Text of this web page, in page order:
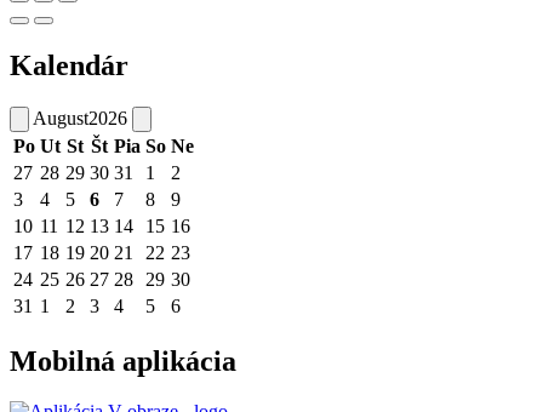
Kalendár
August2026
Po Ut St Št Pia So Ne
27 28 29 30 31 1
2
3
4 5 6 7 8
9
10 11 12 13 14 15 16
17 18 19 20 21 22 23
24 25 26 27 28 29 30
31 1 2 3 4 5 6
Mobilná aplikácia